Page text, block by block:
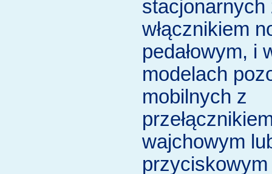
stacjonarnych
włącznikiem
pedałowym, i
modelach
mobilnych z
wajchowym
przyciskowym